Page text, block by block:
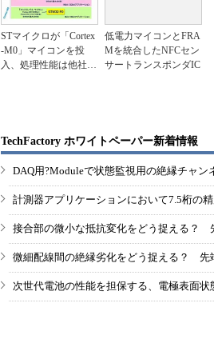
STマイクロが「Cortex
-M0」マイコンを投
入、処理性能は他社16
低電力マイコンとFRA
Mを統合したNFCセン
サートランスポンダIC
TechFactory ホワイトペーパー新着情報
DAQ用?Moduleで状態監視用の絶縁チャ
計測器アプリケーションにおいて7.5桁の
接合部の微小な抵抗変化をどう捉える？
微細配線間の絶縁劣化をどう捉える？ 先
次世代電池の性能を担保する、電極表面